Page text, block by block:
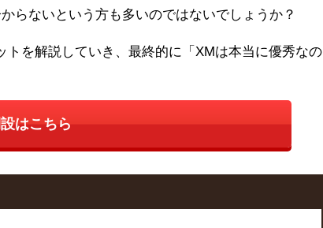
らないという方も多いのではないでしょうか？
を解説していき、最終的に「XMは本当に優秀なの
はこちら